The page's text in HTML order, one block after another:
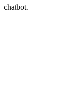
chatbot.